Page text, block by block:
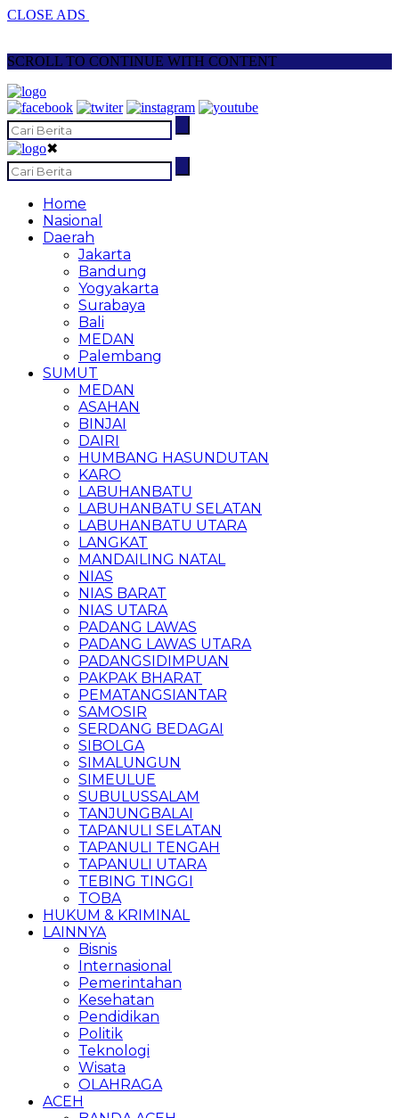
CLOSE ADS
SCROLL TO CONTINUE WITH CONTENT
✖
Home
Nasional
Daerah
Jakarta
Bandung
Yogyakarta
Surabaya
Bali
MEDAN
Palembang
SUMUT
MEDAN
ASAHAN
BINJAI
DAIRI
HUMBANG HASUNDUTAN
KARO
LABUHANBATU
LABUHANBATU SELATAN
LABUHANBATU UTARA
LANGKAT
MANDAILING NATAL
NIAS
NIAS BARAT
NIAS UTARA
PADANG LAWAS
PADANG LAWAS UTARA
PADANGSIDIMPUAN
PAKPAK BHARAT
PEMATANGSIANTAR
SAMOSIR
SERDANG BEDAGAI
SIBOLGA
SIMALUNGUN
SIMEULUE
SUBULUSSALAM
TANJUNGBALAI
TAPANULI SELATAN
TAPANULI TENGAH
TAPANULI UTARA
TEBING TINGGI
TOBA
HUKUM & KRIMINAL
LAINNYA
Bisnis
Internasional
Pemerintahan
Kesehatan
Pendidikan
Politik
Teknologi
Wisata
OLAHRAGA
ACEH